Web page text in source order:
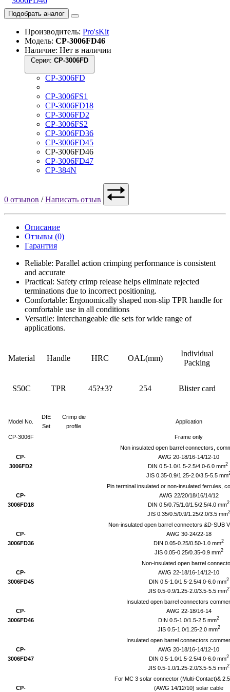
Подобрать аналог
Производитель: Pro'sKit
Модель: CP-3006FD46
Наличие: Нет в наличии
Серия:
CP-3006FD
CP-3006FS1
CP-3006FD18
CP-3006FD2
CP-3006FS2
CP-3006FD36
CP-3006FD45
CP-3006FD46
CP-3006FD47
CP-384N
0 отзывов /Написать отзыв
Описание
Отзывы (0)
Гарантия
Reliable: Parallel action crimping performance is consistent
and accurate
Practical: Safety crimp release helps eliminate rejected
terminations due to incorrect positioning.
Comfortable: Ergonomically shaped non-slip TPR handle for
comfortable use in all conditions
Versatile: Interchangeable die sets for wide range of
applications.
Material Handle HRC OAL(mm)
Individual
Packing
S50C TPR 45?±3? 254 Blister card
Model No.
DIE
Set
Crimp die
profile
Application
CP-3006F Frame only
CP-
3006FD2
Non insulated open barrel connectors,
AWG 20-18/16-14/12-10
DIN 0.5-1.0/1.5-2.5/4.0-6.0 mm2
JIS 0.35-0.9/1.25-2.0/3.5-5.5 mm
CP-
3006FD18
Pin terminal insulated or non-insulated ferrules,
AWG 22/20/18/16/14/12
DIN 0.5/0.75/1.0/1.5/2.5/4.0 mm2
JIS 0.35/0.5/0.9/1.25/2.0/3.5 mm2
CP-
3006FD36
Non-insulated open barrel connectors &D-SUB
AWG 30-24/22-18
DIN 0.05-0.25/0.50-1.0 mm2
JIS 0.05-0.25/0.35-0.9 mm2
CP-
3006FD45
Non-insulated open barrel
AWG 22-18/16-14/12-10
DIN 0.5-1.0/1.5-2.5/4.0-6.0 mm2
JIS 0.5-0.9/1.25-2.0/3.5-5.5 mm2
CP-
3006FD46
Insulated open barrel connectors
AWG 22-18/16-14
DIN 0.5-1.0/1.5-2.5 mm2
JIS 0.5-1.0/1.25-2.0 mm2
CP-
3006FD47
Insulated open barrel connectors
AWG 20-18/16-14/12-10
DIN 0.5-1.0/1.5-2.5/4.0-6.0 mm2
JIS 0.5-1.0/1.25-2.0/3.5-5.5 mm2
CP-
For MC 3 solar connector (Multi-Contact)&
(AWG 14/12/10) solar cable